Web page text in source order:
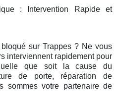
: Intervention Rapide et
sur Trappes ? Ne vous
interviennent rapidement pour
que soit la cause du
de porte, réparation de
sommes votre partenaire de